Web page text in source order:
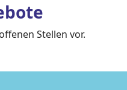
Stellen vor.